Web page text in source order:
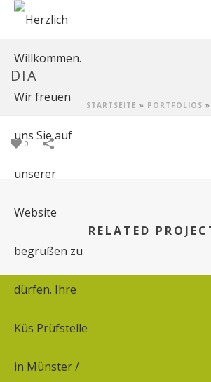
DIA
STARTSEITE » PORTFOLIOS »
0
RELATED